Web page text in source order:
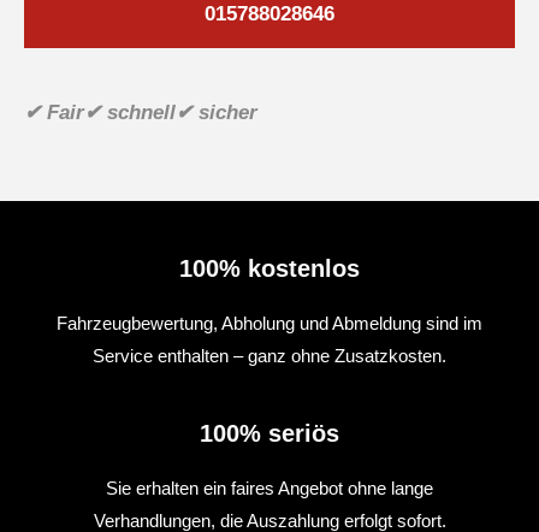
015788028646
✔ Fair✔ schnell✔ sicher
100% kostenlos
Fahrzeugbewertung, Abholung und Abmeldung sind im
Service enthalten – ganz ohne Zusatzkosten.
100% seriös
Sie erhalten ein faires Angebot ohne lange
Verhandlungen, die Auszahlung erfolgt sofort.